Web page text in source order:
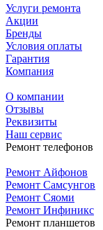
Услуги ремонта
Акции
Бренды
Условия оплаты
Гарантия
Компания
О компании
Отзывы
Реквизиты
Наш сервис
Ремонт телефонов
Ремонт Айфонов
Ремонт Самсунгов
Ремонт Сяоми
Ремонт Инфиникс
Ремонт планшетов